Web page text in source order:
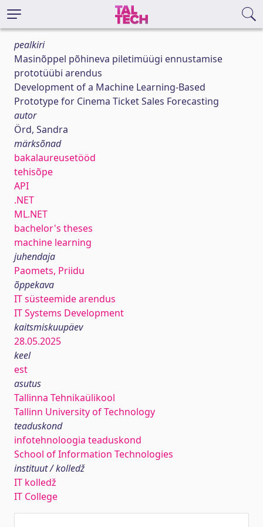
pealkiri
Masinõppel põhineva piletimüügi ennustamise
prototüübi arendus
Development of a Machine Learning-Based
Prototype for Cinema Ticket Sales Forecasting
autor
Örd, Sandra
märksõnad
bakalaureusetööd
tehisõpe
API
.NET
ML.NET
bachelor's theses
machine learning
juhendaja
Paomets, Priidu
õppekava
IT süsteemide arendus
IT Systems Development
kaitsmiskuupäev
28.05.2025
keel
est
asutus
Tallinna Tehnikaülikool
Tallinn University of Technology
teaduskond
infotehnoloogia teaduskond
School of Information Technologies
instituut / kolledž
IT kolledž
IT College